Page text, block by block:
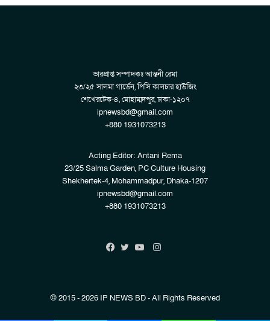
ভারপ্রাপ্ত সম্পাদকঃ আন্তনী রেমা
২৩/২৫ সালমা গার্ডেন, পিসি কালচার হাউজিং
শেখেরটেক-৪, মোহাম্মদপুর, ঢাকা-১২০৭
ipnewsbd@gmail.com
+880 1931073213
Acting Editor: Antani Rema
23/25 Salma Garden, PC Culture Housing
Shekhertek-4, Mohammadpur, Dhaka-1207
ipnewsbd@gmail.com
+880 1931073213
Instagram
© 2015 - 2026 IP NEWS BD - All Rights Reserved